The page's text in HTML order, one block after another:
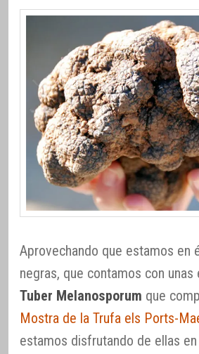
Aprovechando que estamos en
negras, que contamos con unas
Tuber Melanosporum que
Mostra de la Trufa els Ports-
estamos disfrutando de ellas